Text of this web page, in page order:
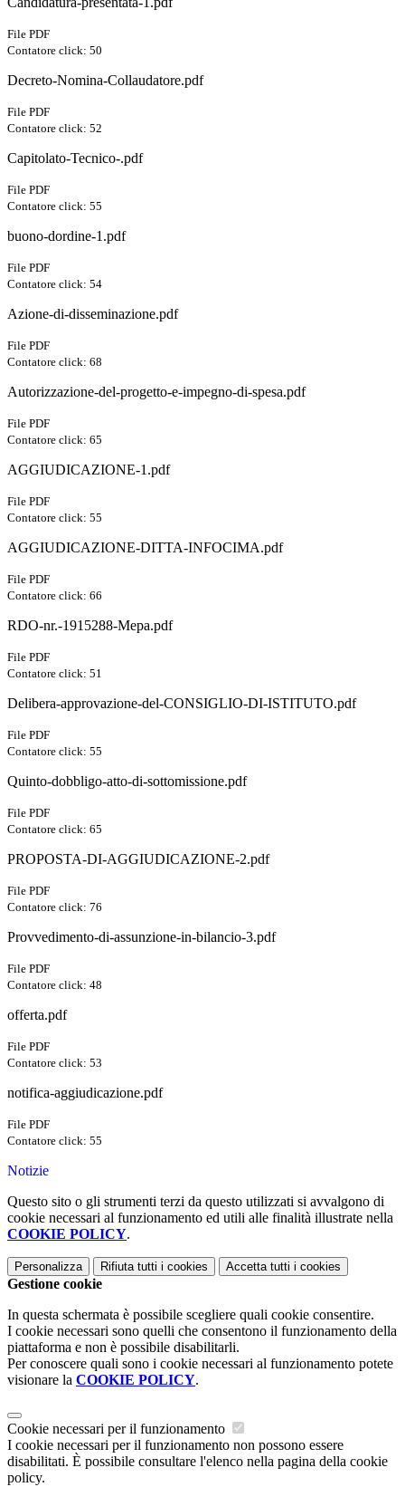
File PDF
Contatore click: 50
Decreto-Nomina-Collaudatore.pdf
File PDF
Contatore click: 52
Capitolato-Tecnico-.pdf
File PDF
Contatore click: 55
buono-dordine-1.pdf
File PDF
Contatore click: 54
Azione-di-disseminazione.pdf
File PDF
Contatore click: 68
Autorizzazione-del-progetto-e-impegno-di-spesa.pdf
File PDF
Contatore click: 65
AGGIUDICAZIONE-1.pdf
File PDF
Contatore click: 55
AGGIUDICAZIONE-DITTA-INFOCIMA.pdf
File PDF
Contatore click: 66
RDO-nr.-1915288-Mepa.pdf
File PDF
Contatore click: 51
Delibera-approvazione-del-CONSIGLIO-DI-ISTITUTO.pdf
File PDF
Contatore click: 55
Quinto-dobbligo-atto-di-sottomissione.pdf
File PDF
Contatore click: 65
PROPOSTA-DI-AGGIUDICAZIONE-2.pdf
File PDF
Contatore click: 76
Provvedimento-di-assunzione-in-bilancio-3.pdf
File PDF
Contatore click: 48
offerta.pdf
File PDF
Contatore click: 53
notifica-aggiudicazione.pdf
File PDF
Contatore click: 55
Notizie
Questo sito o gli strumenti terzi da questo utilizzati si avvalgono di
cookie necessari al funzionamento ed utili alle finalità illustrate nella
COOKIE POLICY.
Personalizza Rifiuta tutti i cookies Accetta tutti i cookies
Gestione cookie
In questa schermata è possibile scegliere quali cookie consentire.
I cookie necessari sono quelli che consentono il funzionamento della
piattaforma e non è possibile disabilitarli.
Per conoscere quali sono i cookie necessari al funzionamento potete
visionare la COOKIE POLICY.
Cookie necessari per il funzionamento
I cookie necessari per il funzionamento non possono essere
disabilitati. È possibile consultare l'elenco nella pagina della cookie
policy.